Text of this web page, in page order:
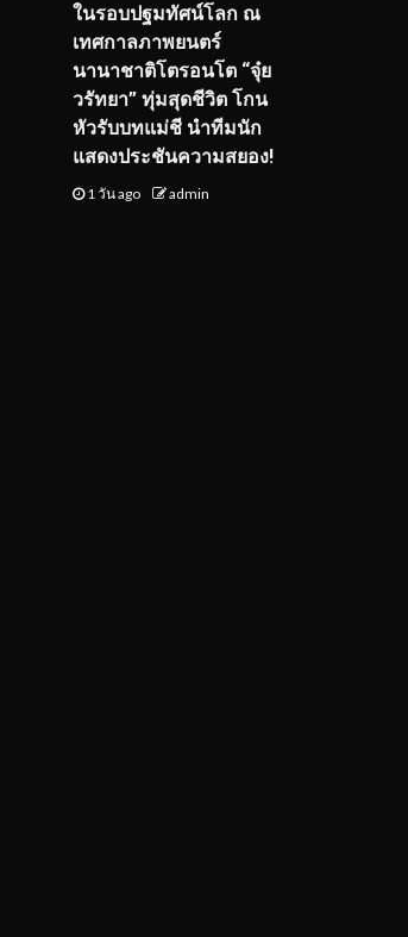
ในรอบปฐมทัศน์โลก ณ
เทศกาลภาพยนตร์
นานาชาติโตรอนโต “จุ๋ย
วรัทยา” ทุ่มสุดชีวิต โกน
หัวรับบทแม่ชี นำทีมนัก
แสดงประชันความสยอง!
1 วัน ago admin